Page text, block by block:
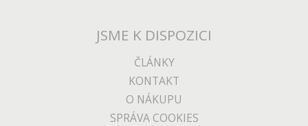
JSME K DISPOZICI
ČLÁNKY
KONTAKT
O NÁKUPU
SPRÁVA COOKIES